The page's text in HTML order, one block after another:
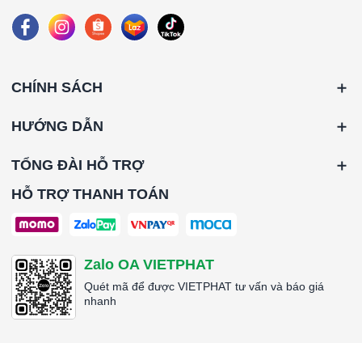
CHÍNH SÁCH
HƯỚNG DẪN
TỔNG ĐÀI HỖ TRỢ
HỖ TRỢ THANH TOÁN
Zalo OA VIETPHAT
Quét mã để được VIETPHAT tư vấn và báo giá
nhanh